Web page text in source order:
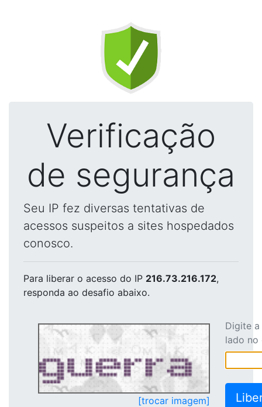
Verificação
de segurança
Seu IP fez diversas tentativas de
acessos suspeitos a sites hospedados
conosco.
Para liberar o acesso do IP 216.73.216.172,
responda ao desafio abaixo.
[trocar imagem]
Digite
lado no